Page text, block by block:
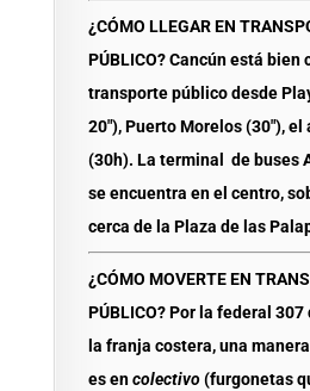
¿CÓMO LLEGAR EN
PÚBLICO?Cancún está bien
transporte público desde
20″), Puerto Morelos (30″),
(30h). La terminal de buses
se encuentra en el centro,
cerca de la Plaza de las
¿CÓMO MOVERTE EN
PÚBLICO?Por la federal 307
la franja costera, una
es encolectivo(furgonetas